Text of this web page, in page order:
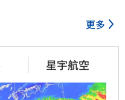
更多
星宇航空